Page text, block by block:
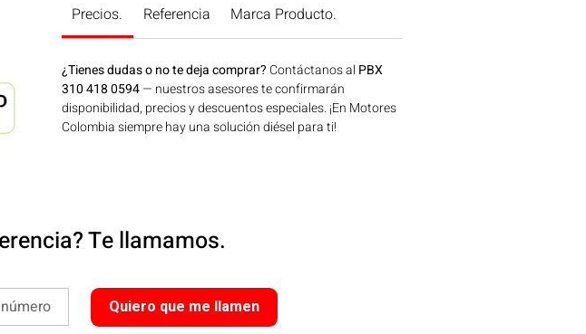
en maquinaria agrícola, construcción, minería y generación
de energía disponible en Bogotá, Colombia. Consíguelo
Precios. Referencia Marca Producto.
¿Tienes dudas o no te deja comprar? Contáctanos al PBX
310 418 0594— nuestros asesores te confirmarán
disponibilidad, precios y descuentos especiales. ¡En Motores
Colombia siempre hay una solución diésel para ti!
Te llamamos.
Quiero que me llamen